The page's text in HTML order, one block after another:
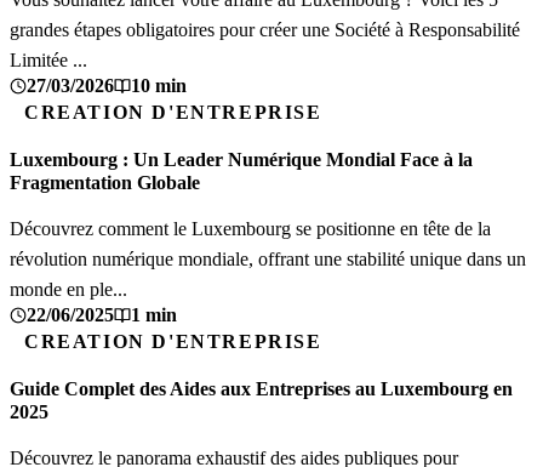
grandes étapes obligatoires pour créer une Société à Responsabilité
Limitée ...
27/03/2026
10 min
CREATION D'ENTREPRISE
Luxembourg : Un Leader Numérique Mondial Face à la
Fragmentation Globale
Découvrez comment le Luxembourg se positionne en tête de la
révolution numérique mondiale, offrant une stabilité unique dans un
monde en ple...
22/06/2025
1 min
CREATION D'ENTREPRISE
Guide Complet des Aides aux Entreprises au Luxembourg en
2025
Découvrez le panorama exhaustif des aides publiques pour